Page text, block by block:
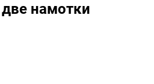
намотки